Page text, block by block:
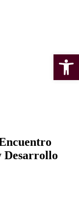
Desarrollo